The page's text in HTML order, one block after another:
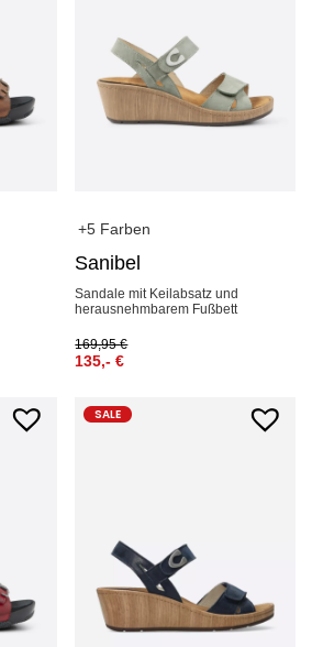
+5 Farben
Sanibel
Sandale mit Keilabsatz und
herausnehmbarem Fußbett
169,95€
135,-€
SALE